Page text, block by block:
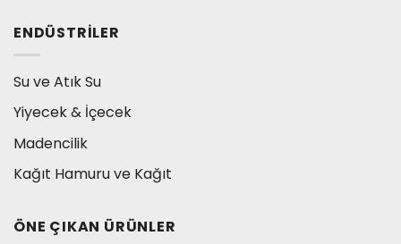
ENDÜSTRILER
Su ve Atık Su
Yiyecek & İçecek
Madencilik
Kağıt Hamuru ve Kağıt
ÖNE ÇIKAN ÜRÜNLER